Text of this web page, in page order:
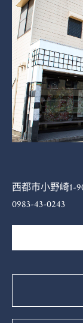
西都市小野崎1-
0983-43-0243